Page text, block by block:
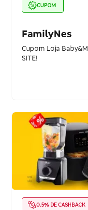
CUPOM
FamilyNes
Cupom Loja
SITE!
0.5% DE CASHBACK